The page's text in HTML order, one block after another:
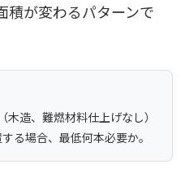
積が変わるパターンで
造、難燃材料仕上げなし）
る場合、最低何本必要か。